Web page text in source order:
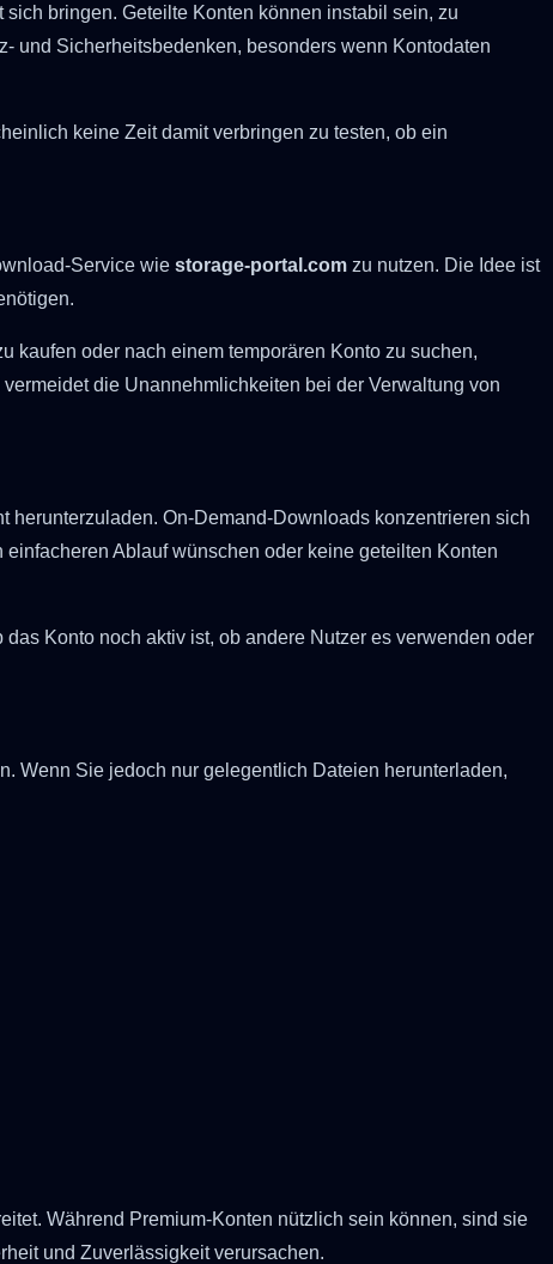
bringen. Geteilte Konten können instabil sein, zu
und Sicherheitsbedenken, besonders wenn Kontodaten
keine Zeit damit verbringen zu testen, ob ein
Service wie storage-portal.com zu nutzen. Die Idee ist
kaufen oder nach einem temporären Konto zu suchen,
die Unannehmlichkeiten bei der Verwaltung von
On-Demand-Downloads konzentrieren sich
Ablauf wünschen oder keine geteilten Konten
Konto noch aktiv ist, ob andere Nutzer es verwenden oder
Wenn Sie jedoch nur gelegentlich Dateien herunterladen,
Während Premium-Konten nützlich sein können, sind sie
und Zuverlässigkeit verursachen.